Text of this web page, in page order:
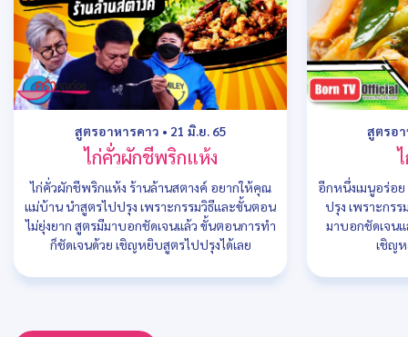
สูตรอาหารคาว • 21 มิ.ย. 65
ไก่คั่วผักชีพริกแห้ง
ไก่คั่วผักชีพริกแห้ง ร้านล้านสตางค์ อยากให้คุณ
แม่บ้าน นำสูตรไปปรุง เพราะกรรมวิธีและขั้นตอน
ไม่ยุ่งยาก สูตรมีมาบอกชัดเจนแล้ว ขั้นตอนการทำ
ก็ชัดเจนด้วย เชิญหยิบสูตรไปปรุงได้เลย
สูตรอ
อีกหนึ่งเมนูอร่อ
ปรุง เพราะกร
มาบอกชัดเจน
เชิญห